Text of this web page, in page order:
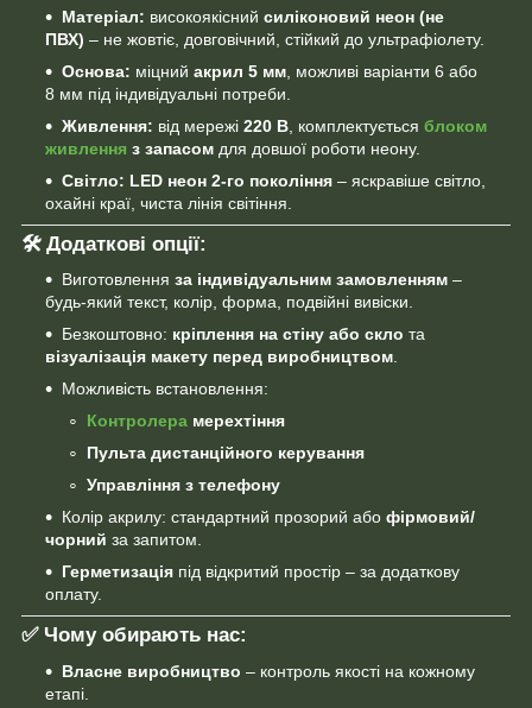
Матеріал: високоякісний силіконовий неон (не
ПВХ) – не жовтіє, довговічний, стійкий до ультрафіолету.
Основа: міцний акрил 5 мм , можливі варіанти 6 або
8 мм під індивідуальні потреби.
Живлення: від мережі 220 В , комплектується блоком
живлення з запасом для довшої роботи неону.
Світло: LED неон 2-го покоління – яскравіше світло,
охайні краї, чиста лінія світіння.
🛠 Додаткові опції:
Виготовлення за індивідуальним замовленням –
будь-який текст, колір, форма, подвійні вивіски.
Безкоштовно: кріплення на стіну або скло та
візуалізація макету перед виробництвом.
Можливість встановлення:
Контролера мерехтіння
Пульта дистанційного керування
Управління з телефону
Колір акрилу: стандартний прозорий або фірмовий/
чорний за запитом.
Герметизація під відкритий простір – за додаткову
оплату.
✅ Чому обирають нас:
Власне виробництво – контроль якості на кожному
етапі.